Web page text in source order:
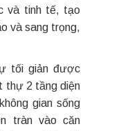
và tinh tế, tạo
và sang trọng,
tối giản được
thự 2 tầng diện
gian sống
tràn vào căn